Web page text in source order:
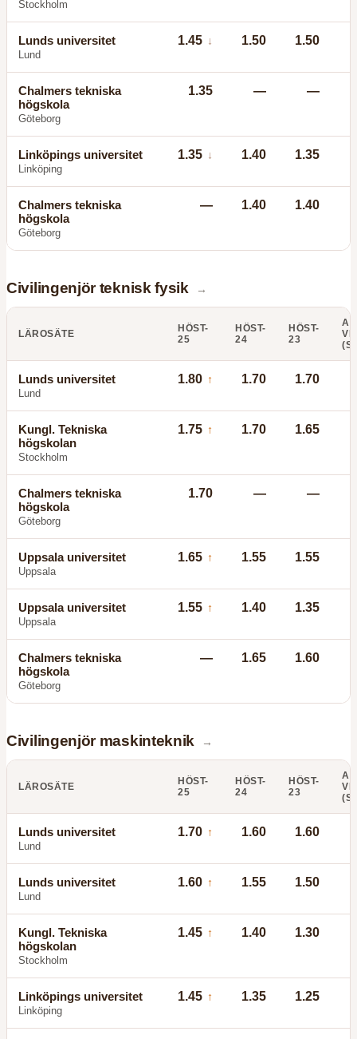
Stockholm
Lunds universitet
Lund
1.45 ↓ 1.50 1.50
Chalmers tekniska
högskola
Göteborg
1.35 — —
Linköpings universitet
Linköping
1.35 ↓ 1.40 1.35
Chalmers tekniska
högskola
Göteborg
— 1.40 1.40
Civilingenjör teknisk fysik →
LÄROSÄTE
HÖST-
25
HÖST-
24
HÖST-
23
Lunds universitet
Lund
1.80 ↑ 1.70 1.70
Kungl. Tekniska
högskolan
Stockholm
1.75 ↑ 1.70 1.65
Chalmers tekniska
högskola
Göteborg
1.70 — —
Uppsala universitet
Uppsala
1.65 ↑ 1.55 1.55
Uppsala universitet
Uppsala
1.55 ↑ 1.40 1.35
Chalmers tekniska
högskola
Göteborg
— 1.65 1.60
Civilingenjör maskinteknik →
LÄROSÄTE
HÖST-
25
HÖST-
24
HÖST-
23
Lunds universitet
Lund
1.70 ↑ 1.60 1.60
Lunds universitet
Lund
1.60 ↑ 1.55 1.50
Kungl. Tekniska
högskolan
Stockholm
1.45 ↑ 1.40 1.30
Linköpings universitet
Linköping
1.45 ↑ 1.35 1.25